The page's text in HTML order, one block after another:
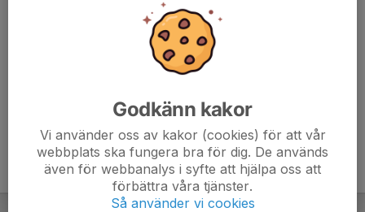
Godkänn kakor
Vi använder oss av kakor (cookies) för att vår
webbplats ska fungera bra för dig. De används
även för webbanalys i syfte att hjälpa oss att
förbättra våra tjänster.
Så använder vi cookies